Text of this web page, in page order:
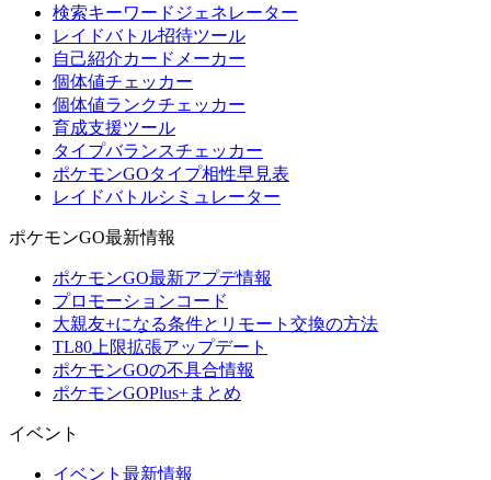
検索キーワードジェネレーター
レイドバトル招待ツール
自己紹介カードメーカー
個体値チェッカー
個体値ランクチェッカー
育成支援ツール
タイプバランスチェッカー
ポケモンGOタイプ相性早見表
レイドバトルシミュレーター
ポケモンGO最新情報
ポケモンGO最新アプデ情報
プロモーションコード
大親友+になる条件とリモート交換の方法
TL80上限拡張アップデート
ポケモンGOの不具合情報
ポケモンGOPlus+まとめ
イベント
イベント最新情報